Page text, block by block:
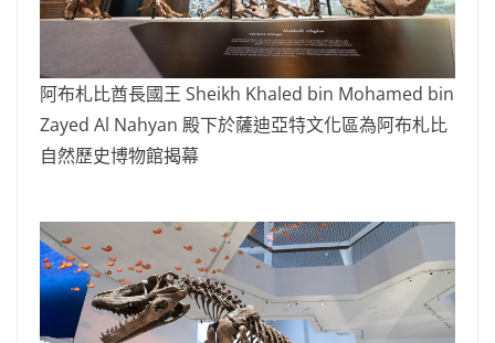
阿布札比酋長國王 Sheikh Khaled bin Mohamed bin
Zayed Al Nahyan 殿下於薩迪亞特文化區為阿布札比
自然歷史博物館揭幕